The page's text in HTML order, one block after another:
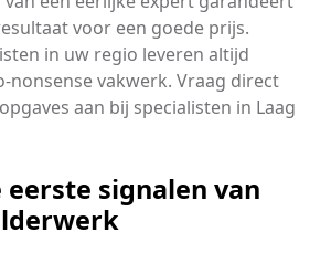
voor een goede prijs.
in uw regio leveren altijd
nonsense vakwerk. Vraag direct
aan bij specialisten in Laag
eerste signalen van